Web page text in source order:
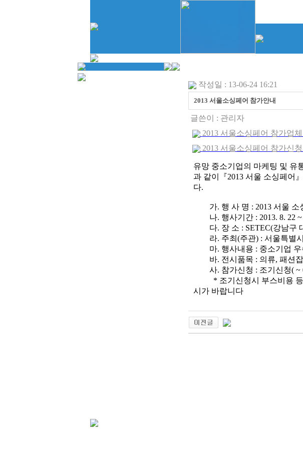
작성일 : 13-06-24 16:21
2013 서울소싱페어 참가안내
글쓴이 : 관리자
2013 서울소싱페어 참가업
2013 서울소싱페어 참가신
유망 중소기업의 마케팅 및 유
과 같이『2013 서울 소싱페어
다.
가. 행 사 명 : 2013 서울 소
나. 행사기간 : 2013. 8. 22 ~
다. 장 소 : SETEC(강남구
라. 주최(주관) : 서울특별시
마. 행사내용 : 중소기업 우
바. 전시품목 : 의류, 패션잡
사. 참가신청 : 조기신청( ~
* 조기신청시 부스비용 등
시가 바랍니다